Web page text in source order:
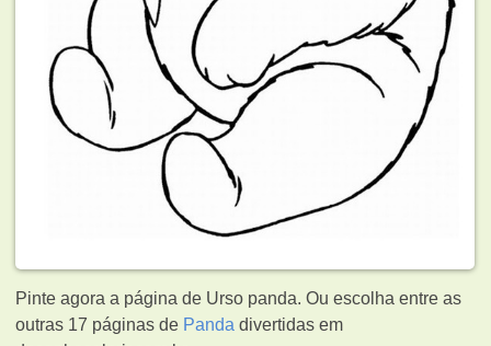
Pinte agora a página de Urso panda. Ou escolha entre as
outras 17 páginas de Panda divertidas em